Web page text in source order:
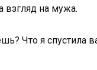
взгляд на мужа.
Что я спустила